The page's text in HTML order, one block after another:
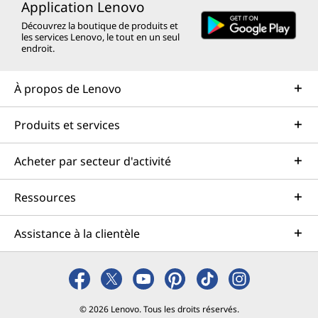
modèles rationalisés, à des outils d’édition
rapides et à des fonctionnalités de
collaboration conçues pour accélérer le travail,
sans sacrifier la qualité. Faites plus avec moins
découvrez une façon plus intelligente de
générales s'appliquent.
pièces commençant par 83SK disponible ici
*Toutes les spécifications ne sont pas disponibles sur
lenovo.com
Les spécifications peuvent varier selon la région/le modèle et la
disponibilité.
Application Lenovo
Découvrez la boutique de produits et
les services Lenovo, le tout en un seul
endroit.
À propos de Lenovo
Produits et services
Acheter par secteur d'activité
Ressources
Assistance à la clientèle
© 2026 Lenovo. Tous les droits réservés.